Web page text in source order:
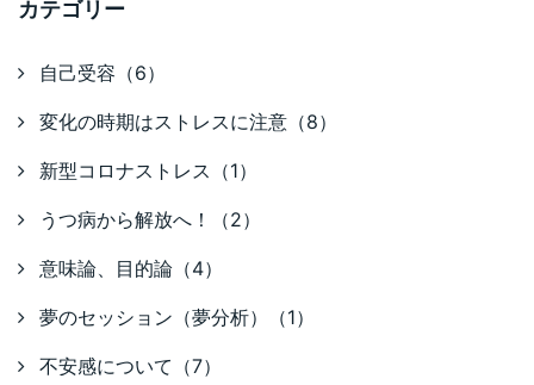
カテゴリー
自己受容（6）
変化の時期はストレスに注意（8）
新型コロナストレス（1）
うつ病から解放へ！（2）
意味論、目的論（4）
夢のセッション（夢分析）（1）
不安感について（7）